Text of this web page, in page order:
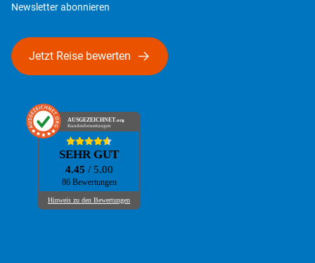
Newsletter abonnieren
Jetzt Reise bewerten